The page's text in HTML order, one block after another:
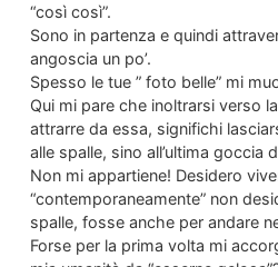
“così così”.
Sono in partenza e quindi
angoscia un po’.
Spesso le tue ” foto belle” mi
Qui mi pare che inoltrarsi verso
attrarre da essa, significhi
alle spalle, sino all’ultima goccia
Non mi appartiene! Desidero
“contemporaneamente” non
spalle, fosse anche per andare
Forse per la prima volta mi